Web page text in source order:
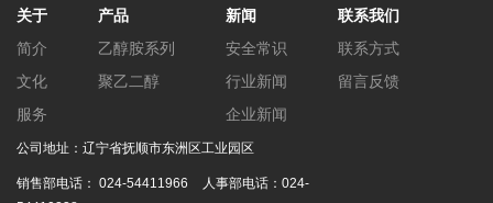
关于
简介
文化
服务
产品
乙醇胺系列
聚乙二醇
新闻
安全常识
行业新闻
企业新闻
联系我们
联系方式
留言反馈
公司地址：辽宁省抚顺市东洲区工业园区
销售部电话： 024-54411966 人事部电话： 024-